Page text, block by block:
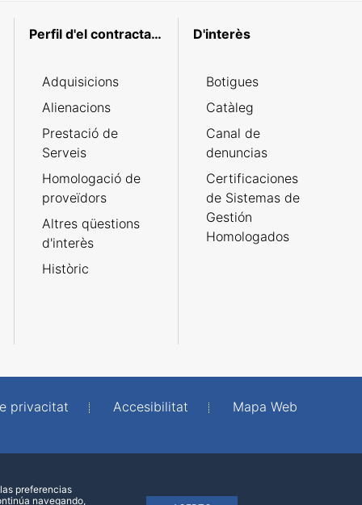
Perfil d'el contractant
Adquisicions
Alienacions
Prestació de
Serveis
Homologació de
proveïdors
Altres qüestions
d'interès
Històric
D'interès
Botigues
Catàleg
Canal de
denuncias
Certificaciones
de Sistemas de
Gestión
Homologados
privacitat Accesibilitat
Mapa Web
preferencias
navegando,